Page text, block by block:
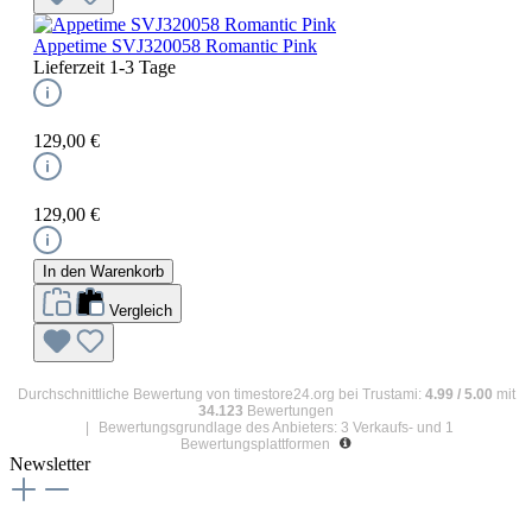
Appetime SVJ320058 Romantic Pink
Lieferzeit 1-3 Tage
129,00 €
129,00 €
In den Warenkorb
Vergleich
Durchschnittliche Bewertung von timestore24.org bei Trustami: 4.99 / 5.00 mit
34.123 Bewertungen
|
Bewertungsgrundlage des Anbieters: 3 Verkaufs- und 1
Bewertungsplattformen
Newsletter